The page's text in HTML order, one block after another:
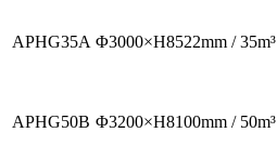
APHG35A Φ3000×H8522mm / 35m³
APHG50B Φ3200×H8100mm / 50m³